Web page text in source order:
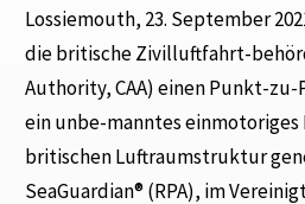
Lossiemouth, 23. September
die britische Zivilluftfahrt-
Authority, CAA) einen Punkt-
ein unbe-manntes
britischen Luftraumstruktur
SeaGuardian® (RPA), im